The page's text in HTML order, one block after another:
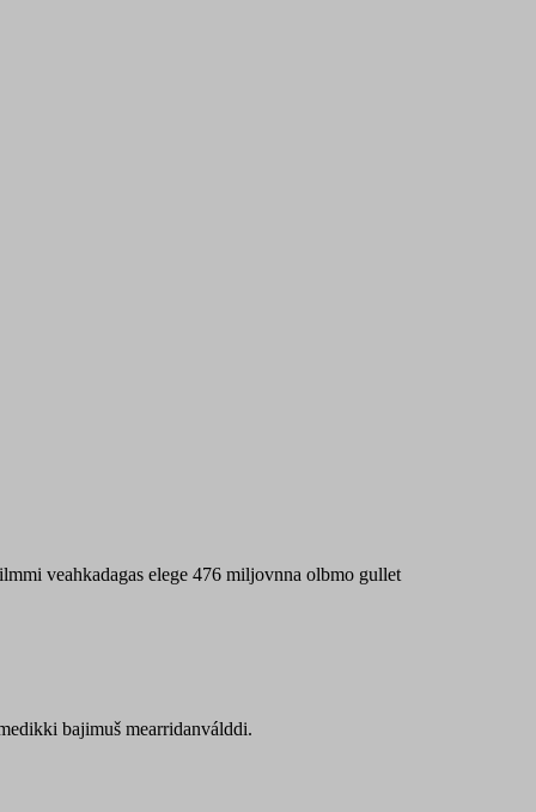
veahkadagas elege 476 miljovnna olbmo gullet
bajimuš mearridanválddi.